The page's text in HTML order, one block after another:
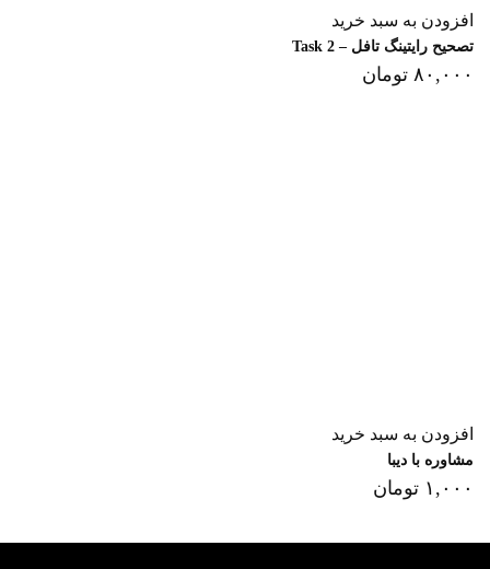
افزودن به سبد خرید
تصحیح رایتینگ تافل – Task 2
۸۰,۰۰۰ تومان
افزودن به سبد خرید
مشاوره با دیبا
۱,۰۰۰ تومان